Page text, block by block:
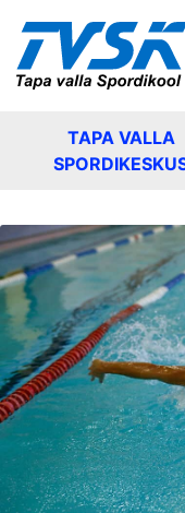
TAPA VALLA